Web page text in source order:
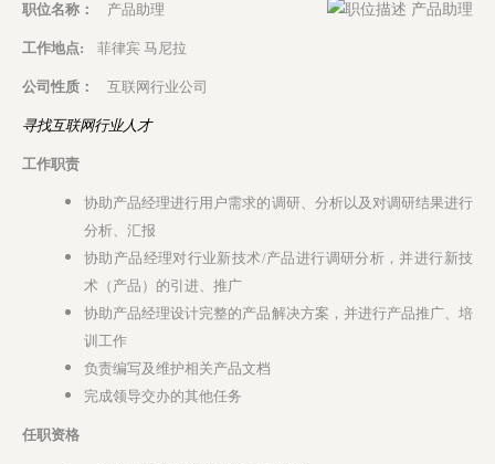
职位名称： 产品助理
工作地点: 菲律宾 马尼拉
公司性质： 互联网行业公司
寻找互联网行业人才
工作职责
协助产品经理进行用户需求的调研、分析以及对调研结果进行
分析、汇报
协助产品经理对行业新技术/产品进行调研分析，并进行新技
术（产品）的引进、推广
协助产品经理设计完整的产品解决方案，并进行产品推广、培
训工作
负责编写及维护相关产品文档
完成领导交办的其他任务
任职资格